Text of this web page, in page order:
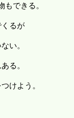
できる。
るが
い。
る。
けよう。